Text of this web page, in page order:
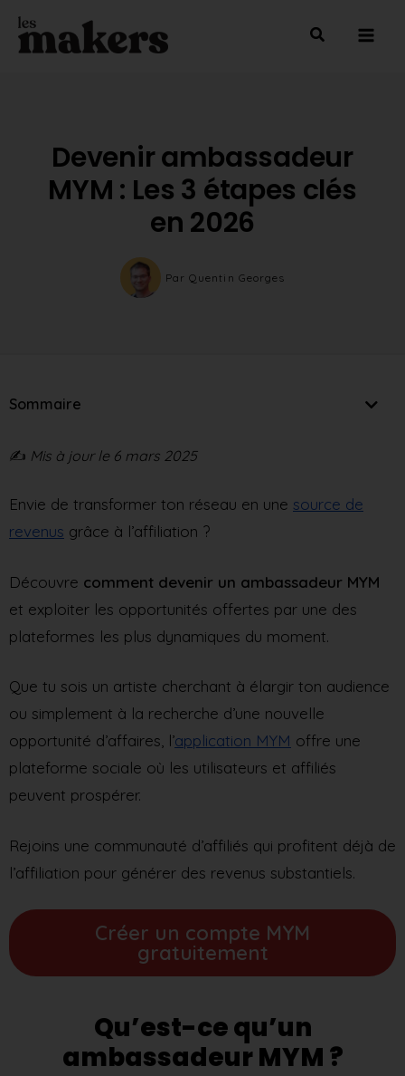
Aller
Devenir ambassadeur
MYM : Les 3 étapes clés
en 2026
Par Quentin Georges
Sommaire
✍️ Mis à jour le 6 mars 2025
Envie de transformer ton réseau en une source de
revenus grâce à l’affiliation ?
Découvre comment devenir un ambassadeur MYM
et exploiter les opportunités offertes par une des
plateformes les plus dynamiques du moment.
Que tu sois un artiste cherchant à élargir ton audience
ou simplement à la recherche d’une nouvelle
opportunité d’affaires, l’application MYM offre une
plateforme sociale où les utilisateurs et affiliés
peuvent prospérer.
Rejoins une communauté d’affiliés qui profitent déjà de
l’affiliation pour générer des revenus substantiels.
Créer un compte MYM
gratuitement
Qu’est-ce qu’un
ambassadeur MYM ?